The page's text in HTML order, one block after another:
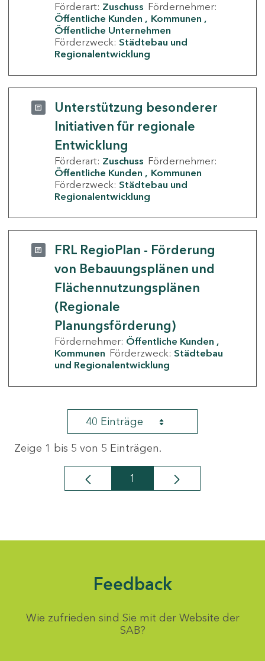
Förderart: Zuschuss Fördernehmer:
Öffentliche Kunden
Kommunen
Öffentliche Unternehmen
Förderzweck: Städtebau und
Regionalentwicklung
Unterstützung besonderer
Initiativen für regionale
Entwicklung
Förderart: Zuschuss Fördernehmer:
Öffentliche Kunden
Kommunen
Förderzweck: Städtebau und
Regionalentwicklung
FRL RegioPlan - Förderung
von Bebauungsplänen und
Flächennutzungsplänen
(Regionale
Planungsförderung)
Fördernehmer: Öffentliche Kunden
Kommunen Förderzweck: Städtebau
und Regionalentwicklung
40 Einträge
Zeige 1 bis 5 von 5 Einträgen.
Seite
1
Feedback
Wie zufrieden sind Sie mit der Website der
SAB?